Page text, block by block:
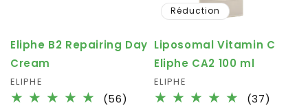
Eliphe B2 Repairing Day
Cream
Fournisseur :
ELIPHE
(56)
Réduction
Liposomal Vitamin C
Eliphe CA2 100 ml
Fournisseur :
ELIPHE
(37)